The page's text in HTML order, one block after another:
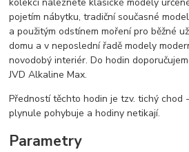
pojetím nábytku, tradiční současné
a použitým odstínem moření pro běžné
domu a v neposlední řadě modely
novodobý interiér. Do hodin
JVD Alkaline Max.
Předností těchto hodin je tzv. tichý chod
plynule pohybuje a hodiny netikají.
Parametry